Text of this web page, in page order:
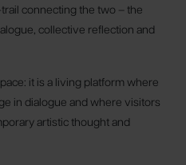
connecting the two – the
collective reflection and
it is a living platform where
in dialogue and where visitors
artistic thought and